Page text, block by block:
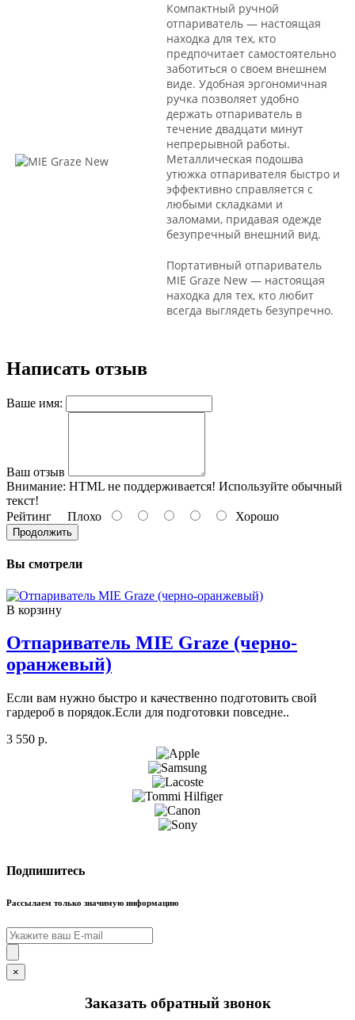
Компактный ручной
отпариватель — настоящая
находка для тех, кто
предпочитает самостоятельно
заботиться о своем внешнем
виде. Удобная эргономичная
ручка позволяет удобно
держать отпариватель в
течение двадцати минут
непрерывной работы.
Металлическая подошва
утюжка отпаривателя быстро и
эффективно справляется с
любыми складками и
заломами, придавая одежде
безупречный внешний вид.
Портативный отпариватель
MIE Graze New — настоящая
находка для тех, кто любит
всегда выглядеть безупречно.
Написать отзыв
Ваше имя:
Ваш отзыв
Внимание: HTML не поддерживается! Используйте обычный
текст!
Рейтинг Плохо Хорошо
Продолжить
Вы смотрели
В корзину
Отпариватель MIE Graze (черно-
оранжевый)
Если вам нужно быстро и качественно подготовить свой
гардероб в порядок.Если для подготовки повседне..
3 550 р.
Подпишитесь
Рассылаем только значимую информацию
×
Заказать обратный звонок